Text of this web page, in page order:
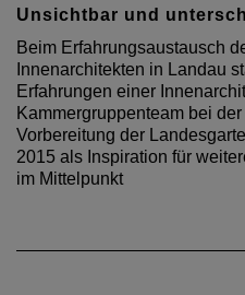
Unsichtbar und
Beim Erfahrungsaustausch
Innenarchitekten in Landau
Erfahrungen einer
Kammergruppenteam bei der
Vorbereitung der
2015 als Inspiration für
im Mittelpunkt